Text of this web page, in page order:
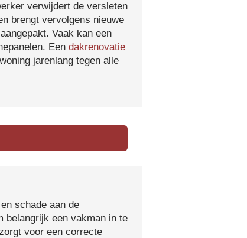
verwijdert de versleten
brengt vervolgens nieuwe
Vaak kan een
Een dakrenovatie
jarenlang tegen alle
schade aan de
belangrijk een vakman in te
voor een correcte